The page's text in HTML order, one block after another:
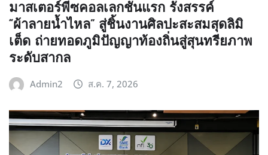
มาสเตอร์พีซคอลเลกชันแรก รังสรรค์
“ผ้าลายน้ำไหล” สู่ชิ้นงานศิลปะสะสมสุดลิมิ
เต็ด ถ่ายทอดภูมิปัญญาท้องถิ่นสู่สุนทรียภาพ
ระดับสากล
Admin2 ส.ค. 7, 2026